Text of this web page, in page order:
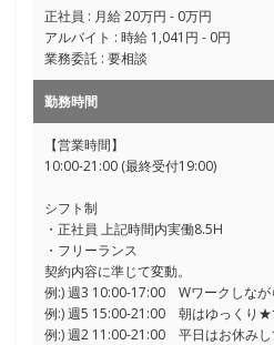
正社員 : 月給 20万円 - 0万円
アルバイト : 時給 1,041円 - 0円
業務委託 : 要相談
勤務時間
【営業時間】
10:00-21:00 (最終受付19:00)
シフト制
・正社員 上記時間内実働8.5H
・フリーランス
契約内容に準じて変動。
例:) 週3 10:00-17:00 Wワークしなが
例:) 週5 15:00-21:00 朝はゆっくり★
例:) 週2 11:00-21:00 平日はお休みし